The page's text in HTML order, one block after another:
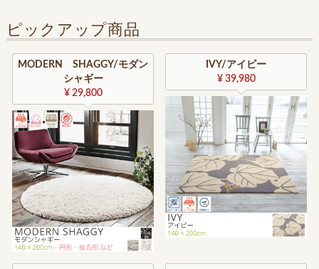
ピックアップ商品
MODERN SHAGGY/モダン
シャギー
¥ 29,800
IVY/アイビー
¥ 39,980